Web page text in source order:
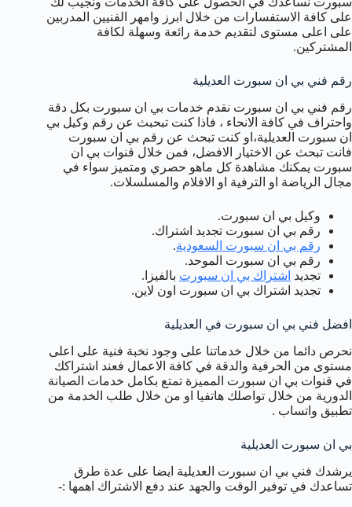
على كافة الاستفسارات من خلال ابرز وامهر الفنيين المدربين
على اعلى مستوى لتقديم خدمة رائعة وسهلة لكافة
المشتركين.
رقم فني بي ان سبورت العديلية
رقم فني بي ان سبورت نقدم خدمات بي ان سبورت بكل دقة
واحتراف في كافة الانحاء ، فاذا كنت تبحبث عن رقم وكيل بي
ان سبورت العديلية،او كنت تبحث عن رقم بي ان سبورت
فانت تبحث عن الاختيار الافضل، فمن خلال قنوات بي ان
سبورت يمكنك مشاهدة كل ماهو حصري ومتميز سواء في
مجال الرياضة او الترفية او الافلام والمسلسلات.
وكيل بي ان سبورت.
رقم بي ان سبورت تجديد اشتراك.
رقم بي ان سبورت السعودية.
رقم بي ان سبورت الموحد.
تجديد اشتراك بي ان سبورت بالفيزا.
تجديد اشتراك بي ان سبورت اون لاين.
افضل فني بي ان سبورت في العديلية
نحرص دائما من خلال خدماتنا على وجود نخبة فنية على اعلى
مستوى من الحرفية والدقة في كافة الاعمال فعند اشتراكك
في قنوات بي ان سبورت المميزة تمتع بكامل خدمات الصيانة
الدورية من خلال تواصلك هاتفيا او من خلال طلب الخدمة من
تطبيق واتساب .
بي ان سبورت العديلية
يرشدك فني بي ان سبورت العديلية ايضا على عدة طرق
تساعدك في توفير الوقت والجهد عند دفع الاشتراك اهمها :-